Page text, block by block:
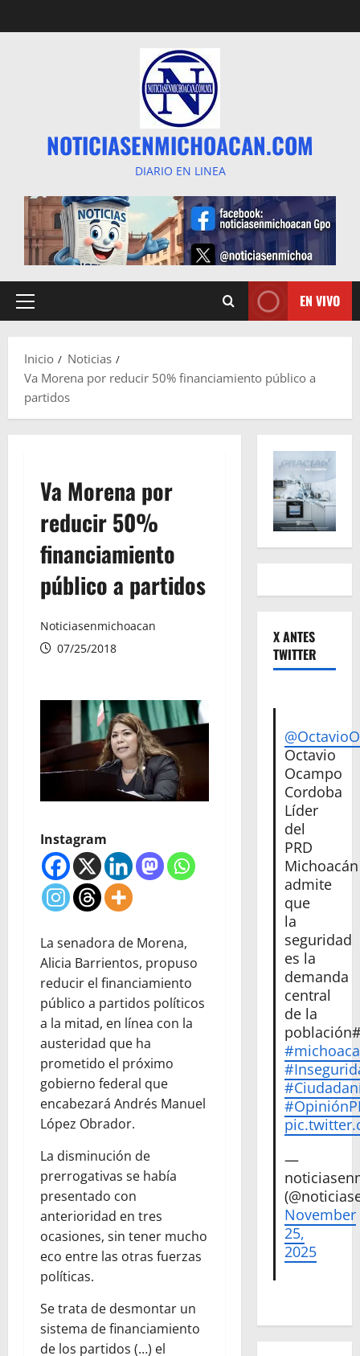
al
NOTICIASENMICHOACAN.COM
DIARIO EN LINEA
Menú
EN VIVO
Inicio
Noticias
Va Morena por reducir 50% financiamiento público a
partidos
Va Morena por
reducir 50%
financiamiento
público a partidos
Noticiasenmichoacan
07/25/2018
Instagram
La senadora de Morena,
Alicia Barrientos, propuso
reducir el financiamiento
público a partidos políticos
a la mitad, en línea con la
austeridad que ha
prometido el próximo
gobierno federal que
encabezará Andrés Manuel
López Obrador.
La disminución de
prerrogativas se había
presentado con
anterioridad en tres
ocasiones, sin tener mucho
eco entre las otras fuerzas
políticas.
Se trata de desmontar un
sistema de financiamiento
de los partidos (…) el
X ANTES
TWITTER
Octavio
Ocampo
Cordoba
Líder
del
PRD
Michoacán
admite
que
la
seguridad
es la
demanda
central
de la
—
November
25,
2025